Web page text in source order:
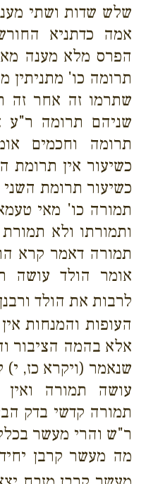
שלש שדות ושתי
אמה כדתניא
הפרס מלא מענה
תרומה כו' מתניתין
שתרמו זה אחר זה
שניהם תרומה ר"ע
תרומה וחכמים
כשיעור אין
כשיעור תרומת
תמורה כו' מאי
ותמורתו ולא
תמורה דאמר קרא
אומר הולד עושה
לרבות את הולד
העופות והמנחות
אלא בהמה הציבור
שנאמר (ויקרא כז, י)
עושה תמורה ואין
תמורה קדשי בדק
ר"ש והרי מעשר
מה מעשר קרבן